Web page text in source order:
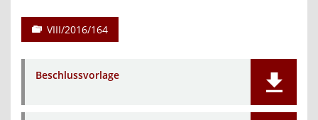
VIII/2016/164
Beschlussvorlage